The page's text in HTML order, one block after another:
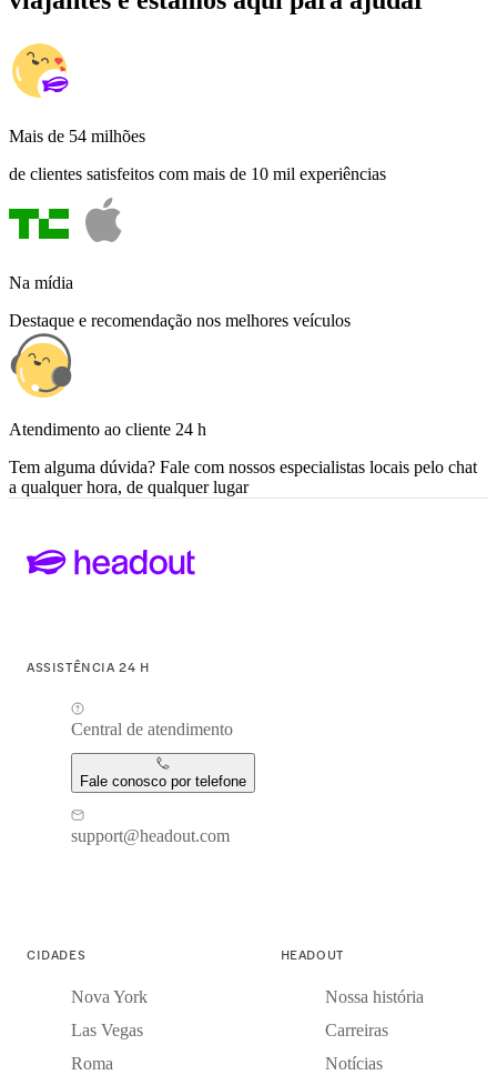
Mais de 54 milhões
de clientes satisfeitos com mais de 10 mil experiências
Na mídia
Destaque e recomendação nos melhores veículos
Atendimento ao cliente 24 h
Tem alguma dúvida? Fale com nossos especialistas locais pelo chat
a qualquer hora, de qualquer lugar
ASSISTÊNCIA 24 H
Central de atendimento
Fale conosco por telefone
support@headout.com
CIDADES
Nova York
Las Vegas
Roma
HEADOUT
Nossa história
Carreiras
Notícias